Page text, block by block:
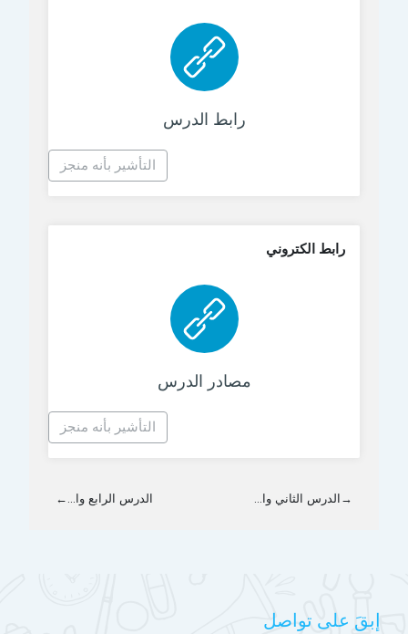
رابط الدرس
رابط الكتروني
التأشير بأنه منجز
رابط الكتروني
مصادر الدرس
رابط الكتروني
التأشير بأنه منجز
→الدرس الثاني وا... الدرس الرابع وا...←
إبقَ على تواصل